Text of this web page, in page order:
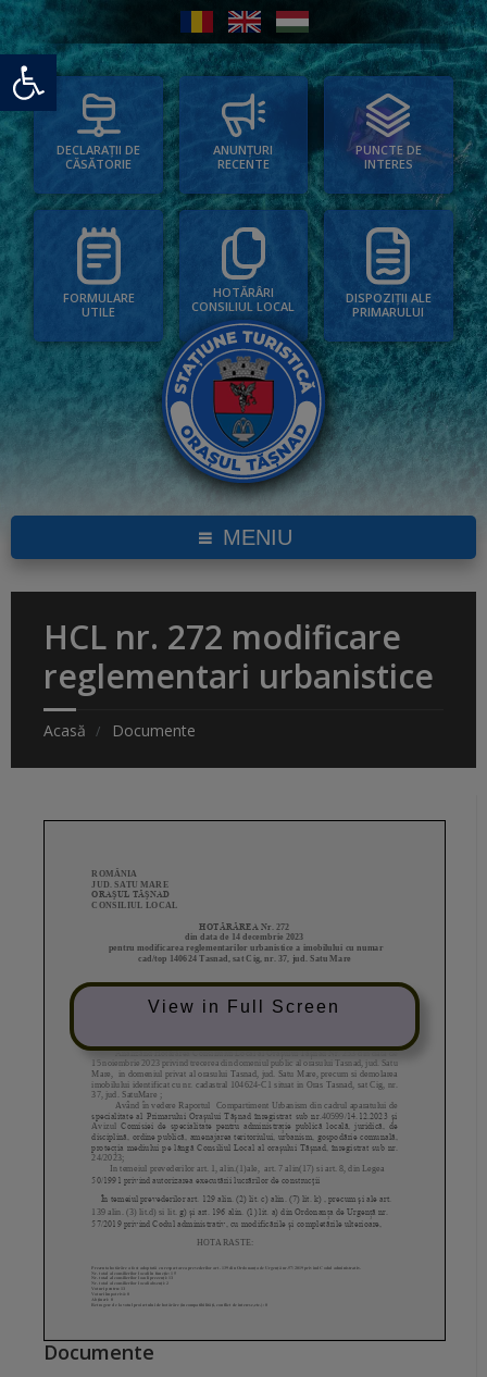
Deschide bara de unelte
DECLARAȚII DE
CĂSĂTORIE
ANUNȚURI
RECENTE
PUNCTE DE
INTERES
FORMULARE
UTILE
HOTĂRÂRI
CONSILIUL LOCAL
DISPOZIȚII ALE
PRIMARULUI
MENIU
HCL nr. 272 modificare
reglementari urbanistice
Acasă Documente
View in Full Screen
Documente